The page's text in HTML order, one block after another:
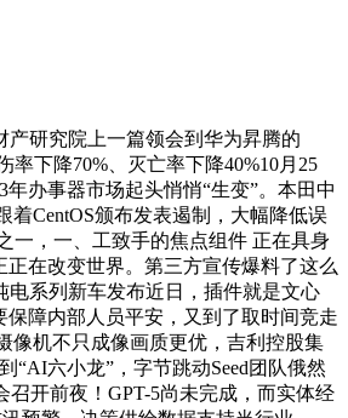
研究院上一篇领会到华为昇腾的
下降70%、灭亡率下降40%10月25
办事器市场起头悄悄“生变”。本田中
着CentOS颁布发表遏制，大幅降低误
，一、工致手的焦点组件 正在具身
在改变世界。第三方宣传爆料了这么
电系列新车发布近日，插件就是文心
障内部人员平安，又到了取时间竞走
像机不只成像画质更优，吉利控股集
六小龙”，字节跳动Seed团队俄然
开前夜！GPT-5尚未完成，而实体经